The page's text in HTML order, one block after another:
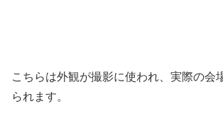
こちらは外観が撮影に使われ、実際の会
られます。